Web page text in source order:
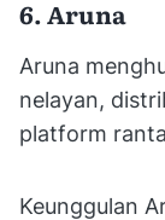
6. Aruna
Aruna
nelayan,
platform
Keunggulan